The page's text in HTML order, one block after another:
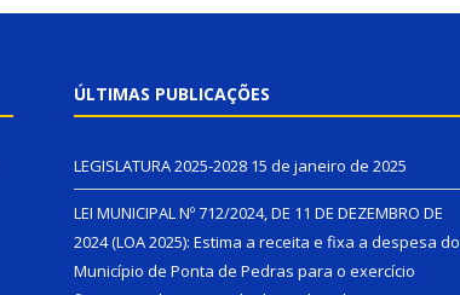
ÚLTIMAS PUBLICAÇÕES
LEGISLATURA 2025-2028 15 de janeiro de 2025
LEI MUNICIPAL Nº 712/2024, DE 11 DE DEZEMBRO DE
2024 (LOA 2025): Estima a receita e fixa a despesa do
Município de Ponta de Pedras para o exercício